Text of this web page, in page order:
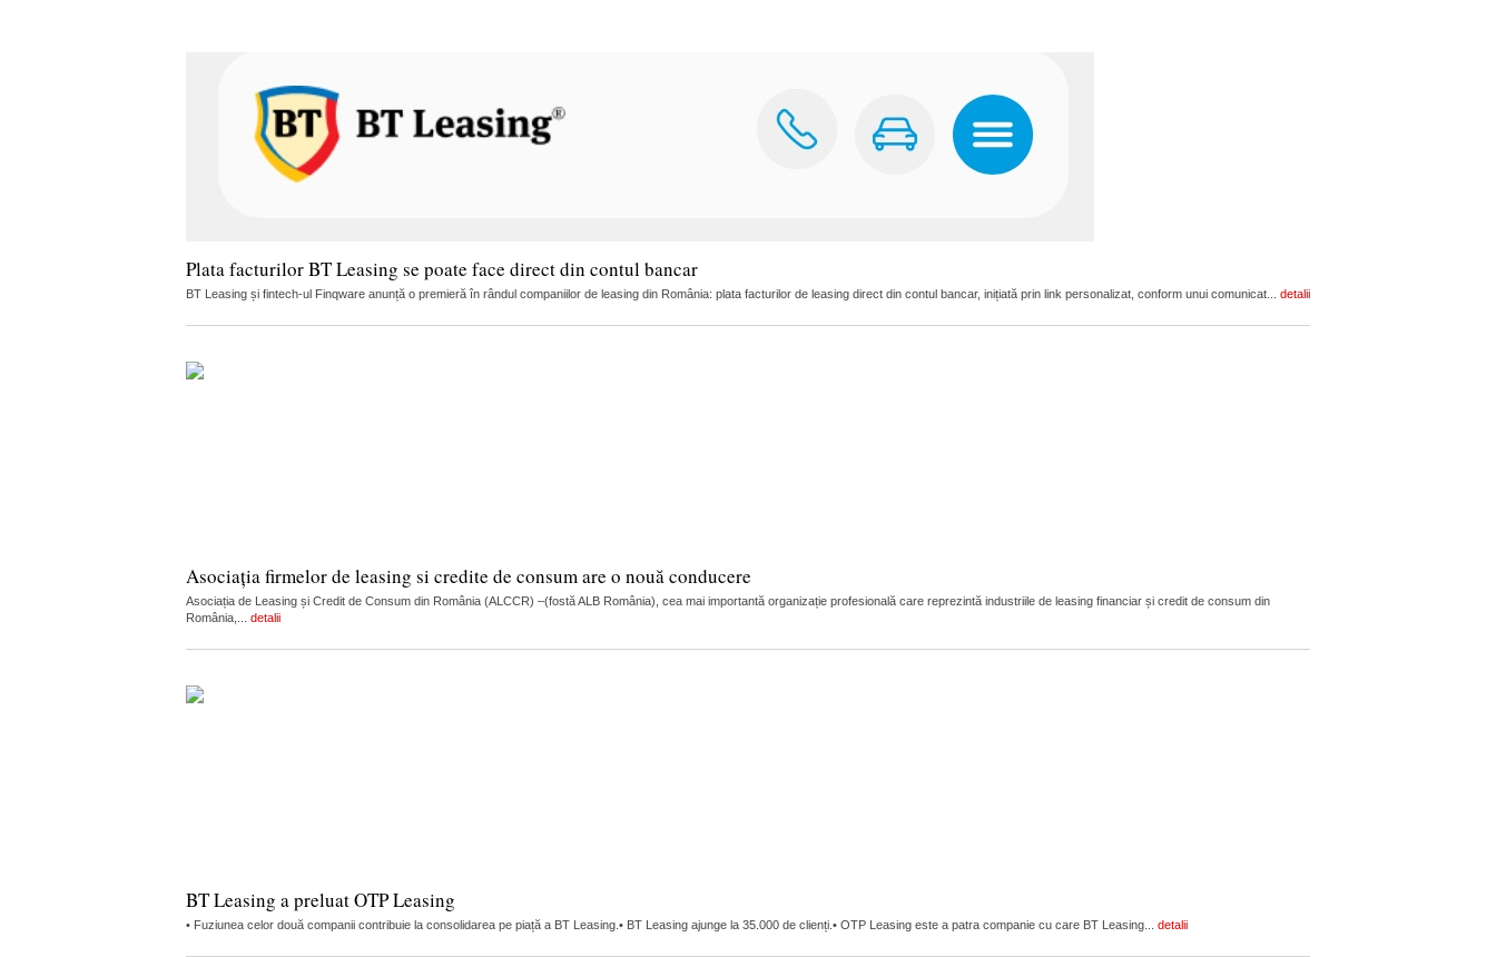
Plata facturilor BT Leasing se poate face direct din contul bancar
BT Leasing și fintech-ul Finqware anunță o premieră în rândul companiilor de leasing din România: plata facturilor de leasing direct din contul bancar, inițiată prin link personalizat, conform unui comunicat... detalii
Asociația firmelor de leasing si credite de consum are o nouă conducere
Asociația de Leasing și Credit de Consum din România (ALCCR) –(fostă ALB România), cea mai importantă organizație profesională care reprezintă industriile de leasing financiar și credit de consum din
România,... detalii
BT Leasing a preluat OTP Leasing
• Fuziunea celor două companii contribuie la consolidarea pe piață a BT Leasing.• BT Leasing ajunge la 35.000 de clienți.• OTP Leasing este a patra companie cu care BT Leasing... detalii